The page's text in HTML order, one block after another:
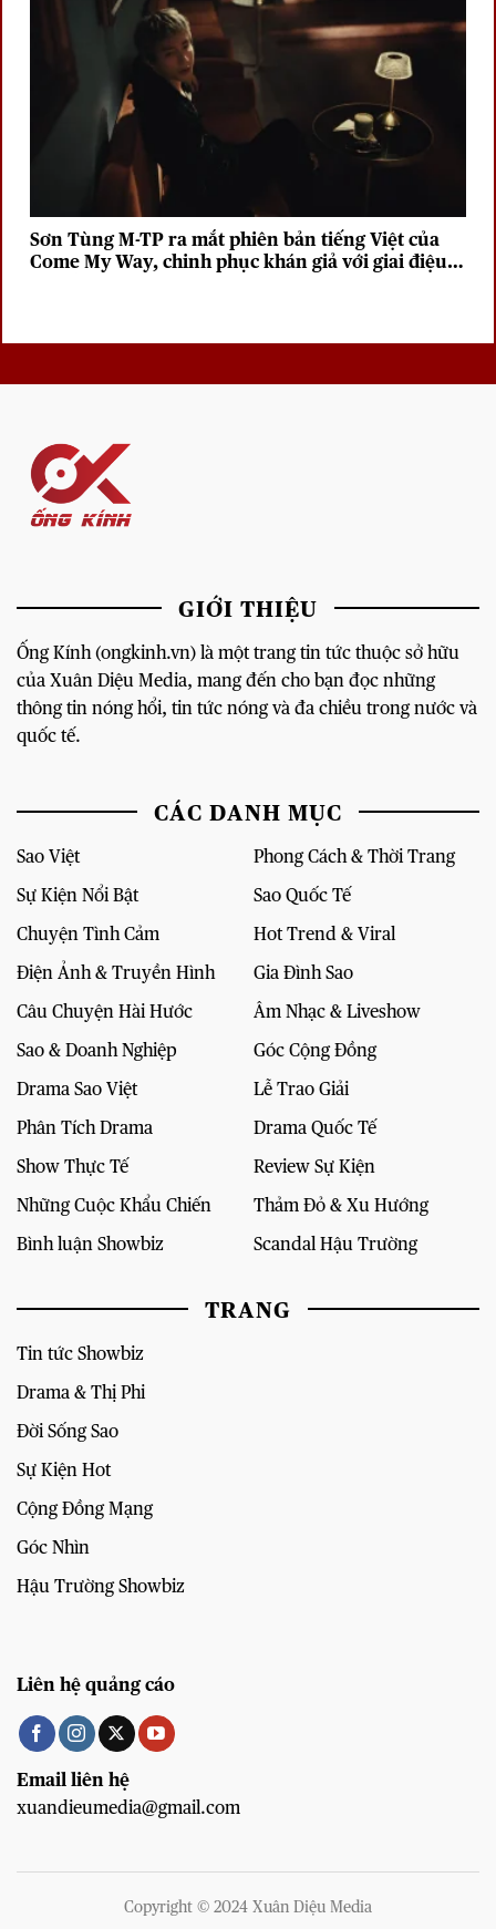
Sơn Tùng M-TP ra mắt phiên bản tiếng Việt của
Come My Way, chinh phục khán giả với giai điệu
GIỚI THIỆU
Ống Kính (ongkinh.vn) là một trang tin tức thuộc sở hữu
của Xuân Diệu Media, mang đến cho bạn đọc những
thông tin nóng hổi, tin tức nóng và đa chiều trong nước và
quốc tế.
CÁC DANH MỤC
Sao Việt
Phong Cách & Thời Trang
Sự Kiện Nổi Bật
Sao Quốc Tế
Chuyện Tình Cảm
Hot Trend & Viral
Điện Ảnh & Truyền Hình
Gia Đình Sao
Câu Chuyện Hài Hước
Âm Nhạc & Liveshow
Sao & Doanh Nghiệp
Góc Cộng Đồng
Drama Sao Việt
Lễ Trao Giải
Phân Tích Drama
Drama Quốc Tế
Show Thực Tế
Review Sự Kiện
Những Cuộc Khẩu Chiến
Thảm Đỏ & Xu Hướng
Bình luận Showbiz
Scandal Hậu Trường
TRANG
Tin tức Showbiz
Drama & Thị Phi
Đời Sống Sao
Sự Kiện Hot
Cộng Đồng Mạng
Góc Nhìn
Hậu Trường Showbiz
Liên hệ quảng cáo
Email liên hệ
xuandieumedia@gmail.com
Copyright © 2024 Xuân Diệu Media